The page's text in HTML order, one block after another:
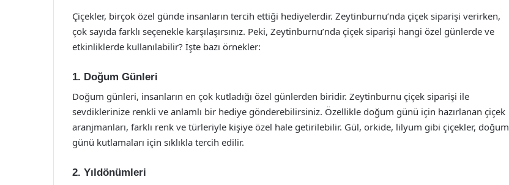
Çiçekler, birçok özel günde insanların tercih ettiği hediyelerdir. Zeytinburnu’nda çiçek siparişi verirken,
çok sayıda farklı seçenekle karşılaşırsınız. Peki, Zeytinburnu’nda çiçek siparişi hangi özel günlerde ve
etkinliklerde kullanılabilir? İşte bazı örnekler:
1. Doğum Günleri
Doğum günleri, insanların en çok kutladığı özel günlerden biridir. Zeytinburnu çiçek siparişi ile
sevdiklerinize renkli ve anlamlı bir hediye gönderebilirsiniz. Özellikle doğum günü için hazırlanan çiçek
aranjmanları, farklı renk ve türleriyle kişiye özel hale getirilebilir. Gül, orkide, lilyum gibi çiçekler, doğum
günü kutlamaları için sıklıkla tercih edilir.
2. Yıldönümleri